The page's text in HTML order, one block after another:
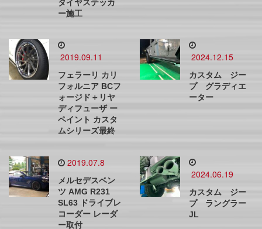
タイヤステッカ
ー施工
2019.09.11
フェラーリ カリ
フォルニア BCフ
ォージド＋リヤ
ディフューザ ー
ペイント カスタ
ムシリーズ最終
2024.12.15
カスタム ジー
プ グラディエ
ーター
2019.07.8
メルセデスベン
ツ AMG R231
SL63 ドライブレ
コーダー レーダ
ー取付
2024.06.19
カスタム ジー
プ ラングラー
JL